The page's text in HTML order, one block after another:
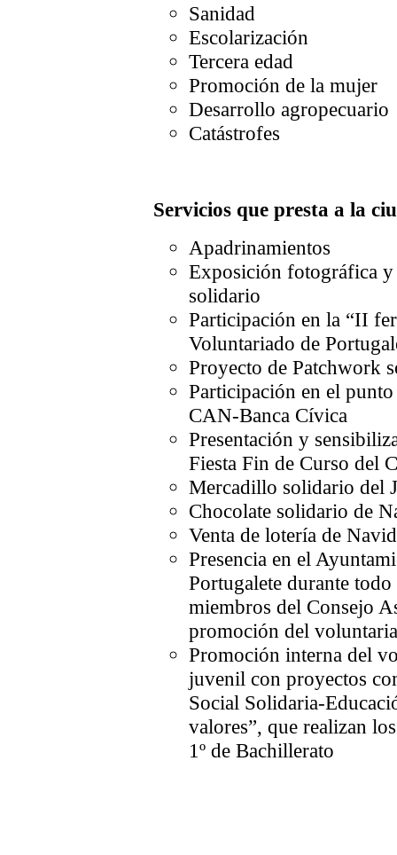
Sanidad
Escolarización
Tercera edad
Promoción de la mujer
Desarrollo agropecuario
Catástrofes
Servicios que presta a la
Apadrinamientos
Exposición fotográfica
solidario
Participación en la “II
Voluntariado de
Proyecto de Patchwork
Participación en el
CAN-Banca Cívica
Presentación y
Fiesta Fin de Curso del
Mercadillo solidario del
Chocolate solidario de
Venta de lotería de
Presencia en el
Portugalete durante
miembros del Consejo
promoción del
Promoción interna del
juvenil con proyectos
Social Solidaria-
valores”, que realizan
1º de Bachillerato